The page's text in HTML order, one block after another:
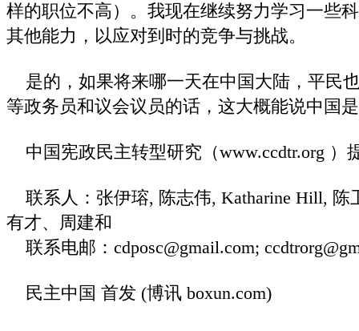
样的职位不高）。我现在继续努力学习一些
其他能力，以应对到时的竞争与挑战。
是的，如果将来哪一天在中国大陆，平民
等政务员和议会议员的话，这大概能说中国
中国宪政民主转型研究（www.ccdtr.org ）
联系人：张伊瑢, 陈志伟, Katharine Hill, 陈
有才、周建和
联系电邮：cdposc@gmail.com;
民主中国 首发 (博讯 boxun.com)